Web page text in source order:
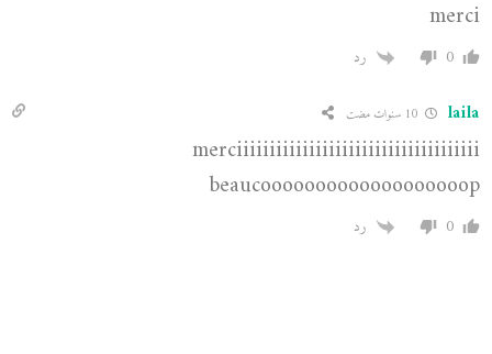
merci
0 رد
laila 10 سنوات مضت
merciiiiiiiiiiiiiiiiiiiiiiiiiiiiiiiiiiiii
beaucooooooooooooooooooop
0 رد